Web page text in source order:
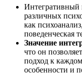
Интегративный
различных
как
поведенческая
Значение
что он
подход к
особенности и